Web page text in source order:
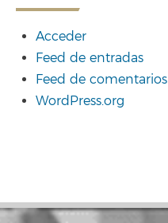
Acceder
Feed de entradas
Feed de comentarios
WordPress.org